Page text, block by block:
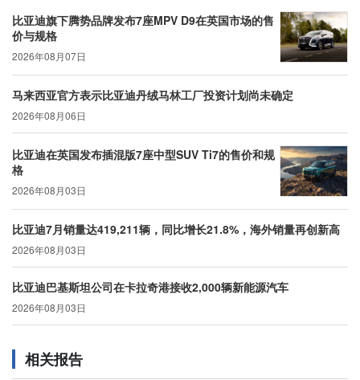
比亚迪旗下腾势品牌发布7座MPV D9在英国市场的售
价与规格
2026年08月07日
马来西亚官方表示比亚迪丹绒马林工厂投资计划尚未确定
2026年08月06日
比亚迪在英国发布插混版7座中型SUV Ti7的售价和规
格
2026年08月03日
比亚迪7月销量达419,211辆，同比增长21.8%，海外销量再创新高
2026年08月03日
比亚迪巴基斯坦公司在卡拉奇港接收2,000辆新能源汽车
2026年08月03日
相关报告